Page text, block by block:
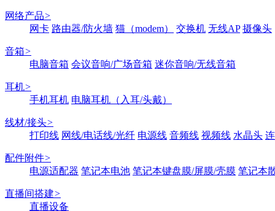
网络产品>
网卡 路由器/防火墙 猫（modem） 交换机 无线AP 摄像头
音箱>
电脑音箱 会议音响/广场音箱 迷你音响/无线音箱
耳机>
手机耳机 电脑耳机（入耳/头戴）
线材/接头>
打印线 网线/电话线/光纤 电源线 音频线 视频线 水晶头
配件附件>
电源适配器 笔记本电池 笔记本键盘膜/屏膜/壳膜 笔记本
直播间搭建>
直播设备